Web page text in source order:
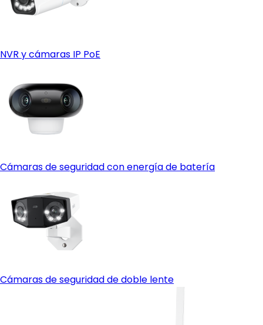
NVR y cámaras IP PoE
Cámaras de seguridad con energía de batería
Cámaras de seguridad de doble lente